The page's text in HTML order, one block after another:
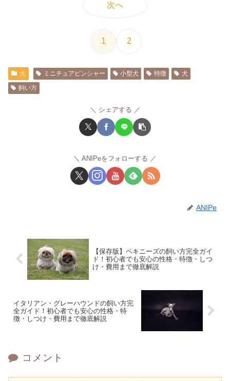
次へ
1 2
犬 ミニチュアピンシャー 小型犬 特徴
犬
飼い方
シェアする
ANIPeをフォローする
ANIPe
【保存版】ペキニーズの飼い方完全ガイ
ド！初心者でも安心の性格・特徴・しつ
け・費用まで徹底解説
イタリアン・グレーハウンドの飼い方完
全ガイド！初心者でも安心の性格・特
徴・しつけ・費用まで徹底解説
コメント